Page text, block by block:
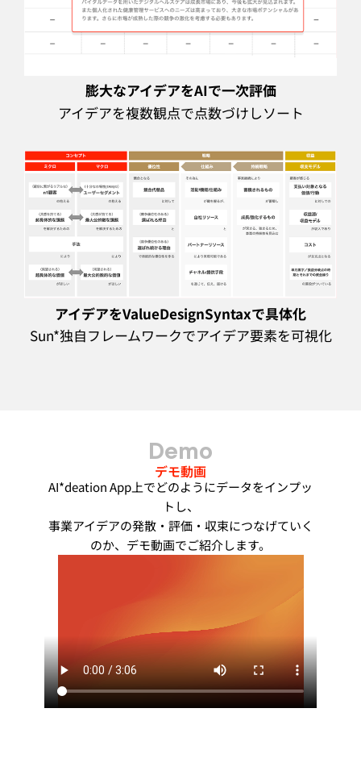
膨大なアイデアをAIで一次評価
アイデアを複数観点で点数づけしソート
アイデアをValueDesignSyntaxで具体化
Sun*独自フレームワークでアイデア要素を可視化
Demo
デモ動画
AI*deation App上でどのようにデータをインプッ
トし、
事業アイデアの発散・評価・収束につなげていく
のか、デモ動画でご紹介します。